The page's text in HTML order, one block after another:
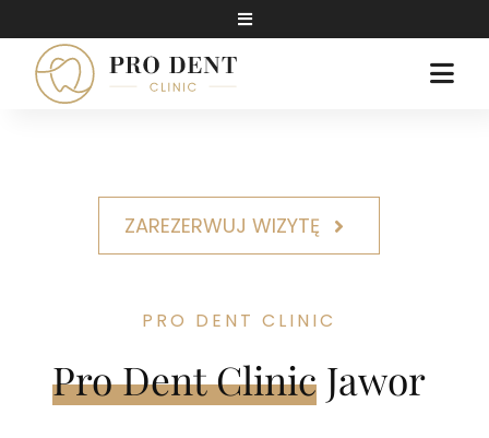
to
content
Toggle
Navigation
Jak dojechać
Zadzwoń
UMÓW WIZYTĘ
ZAREZERWUJ WIZYTĘ
PRO DENT CLINIC
Pro Dent Clinic Jawor